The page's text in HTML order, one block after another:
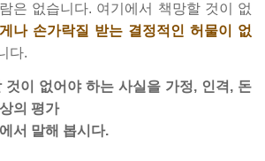
은 없습니다. 여기에서 책망할 것이 없
나 손가락질 받는 결정적인 허물이 없
다.
것이 없어야 하는 사실을 가정, 인격, 돈
의 평가
서 말해 봅시다.